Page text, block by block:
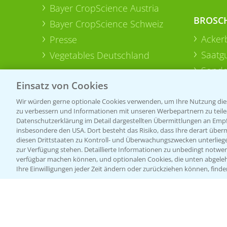
Bayer CropScience Austria
Bayer CropScience Schweiz
Presse
Vegetables Deutschland
Einsatz von Cookies
Wir würden gerne optionale Cookies verwenden, um Ihre Nutzung
zu verbessern und Informationen mit unseren Werbepartnern zu
Datenschutzerklärung im Detail dargestellten Übermittlungen an
insbesondere den USA. Dort besteht das Risiko, dass Ihre derart
diesen Drittstaaten zu Kontroll- und Überwachungszwecken
zur Verfügung stehen. Detaillierte Informationen zu unbedingt
verfügbar machen können, und optionalen Cookies, die unten
Ihre Einwilligungen jeder Zeit ändern oder zurückziehen können,